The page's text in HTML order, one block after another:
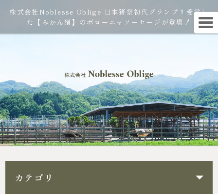
株式会社Noblesse Oblige 日本猪祭初代グランプリ受賞し
た【みかん猪】のボローニャソーセージが登場！
カテゴリ